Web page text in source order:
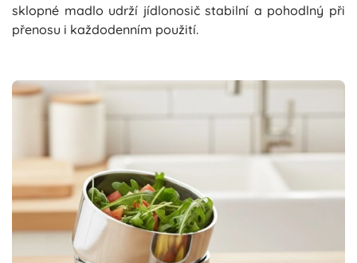
sklopné madlo udrží jídlonosič stabilní a pohodlný při
přenosu i každodenním použití.